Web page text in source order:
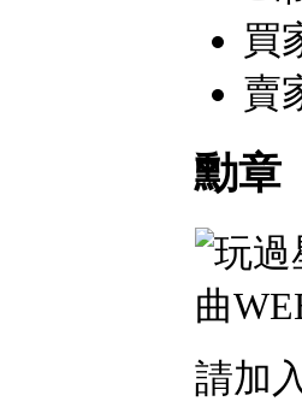
買
賣
勳章
請加